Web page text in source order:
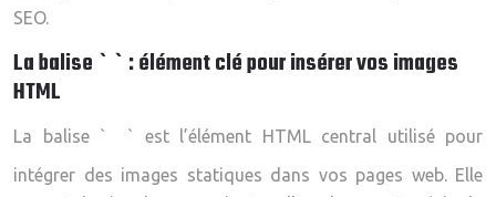
SEO.
La balise ` ` : élément clé pour insérer vos images
HTML
La balise `
` est l’élément HTML central utilisé pour
intégrer des images statiques dans vos pages web. Elle